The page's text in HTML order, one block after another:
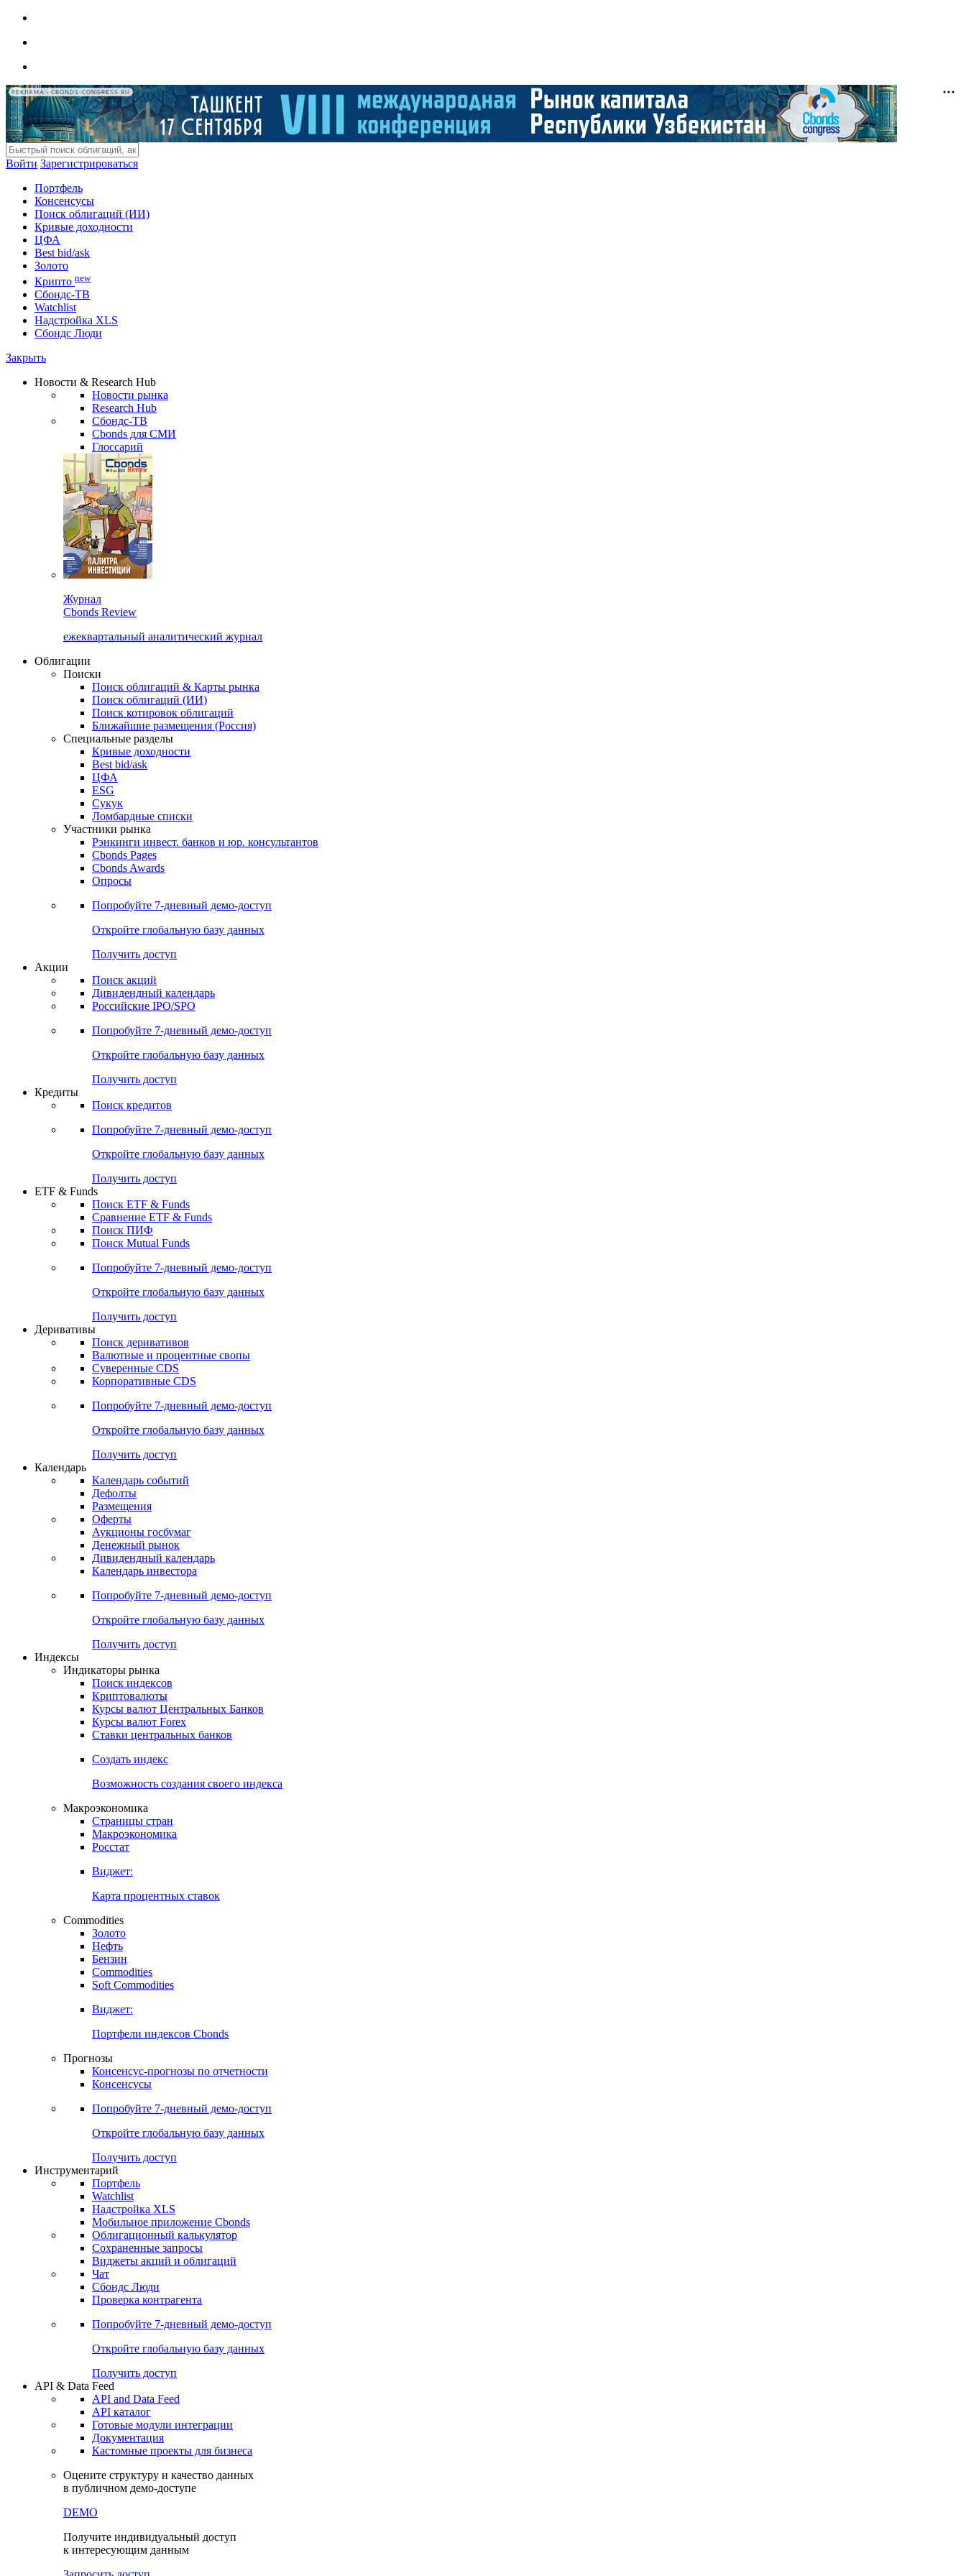
РЕКЛАМА • CBONDS-CONGRESS.RU
Войти Зарегистрироваться
Портфель
Консенсусы
Поиск облигаций (ИИ)
Кривые доходности
ЦФА
Best bid/ask
Золото
Крипто new
Сбондс-ТВ
Watchlist
Надстройка XLS
Сбондс Люди
Закрыть
Новости & Research Hub
Новости рынка
Research Hub
Сбондс-ТВ
Cbonds для СМИ
Глоссарий
Журнал
Cbonds Review
ежеквартальный аналитический журнал
Облигации
Поиски
Поиск облигаций & Карты рынка
Поиск облигаций (ИИ)
Поиск котировок облигаций
Ближайшие размещения (Россия)
Специальные разделы
Кривые доходности
Best bid/ask
ЦФА
ESG
Сукук
Ломбардные списки
Участники рынка
Рэнкинги инвест. банков и юр. консультантов
Cbonds Pages
Cbonds Awards
Опросы
Попробуйте 7-дневный демо-доступ
Откройте глобальную базу данных
Получить доступ
Акции
Поиск акций
Дивидендный календарь
Российские IPO/SPO
Попробуйте 7-дневный демо-доступ
Откройте глобальную базу данных
Получить доступ
Кредиты
Поиск кредитов
Попробуйте 7-дневный демо-доступ
Откройте глобальную базу данных
Получить доступ
ETF & Funds
Поиск ETF & Funds
Сравнение ETF & Funds
Поиск ПИФ
Поиск Mutual Funds
Попробуйте 7-дневный демо-доступ
Откройте глобальную базу данных
Получить доступ
Деривативы
Поиск деривативов
Валютные и процентные свопы
Суверенные CDS
Корпоративные CDS
Попробуйте 7-дневный демо-доступ
Откройте глобальную базу данных
Получить доступ
Календарь
Календарь событий
Дефолты
Размещения
Оферты
Аукционы госбумаг
Денежный рынок
Дивидендный календарь
Календарь инвестора
Попробуйте 7-дневный демо-доступ
Откройте глобальную базу данных
Получить доступ
Индексы
Индикаторы рынка
Поиск индексов
Криптовалюты
Курсы валют Центральных Банков
Курсы валют Forex
Ставки центральных банков
Создать индекс
Возможность создания своего индекса
Макроэкономика
Страницы стран
Макроэкономика
Росстат
Виджет:
Карта процентных ставок
Commodities
Золото
Нефть
Бензин
Commodities
Soft Commodities
Виджет:
Портфели индексов Cbonds
Прогнозы
Консенсус-прогнозы по отчетности
Консенсусы
Попробуйте 7-дневный демо-доступ
Откройте глобальную базу данных
Получить доступ
Инструментарий
Портфель
Watchlist
Надстройка XLS
Мобильное приложение Cbonds
Облигационный калькулятор
Сохраненные запросы
Виджеты акций и облигаций
Чат
Сбондс Люди
Проверка контрагента
Попробуйте 7-дневный демо-доступ
Откройте глобальную базу данных
Получить доступ
API & Data Feed
API and Data Feed
API каталог
Готовые модули интеграции
Документация
Кастомные проекты для бизнеса
Оцените структуру и качество данных
в публичном демо-доступе
DEMO
Получите индивидуальный доступ
к интересующим данным